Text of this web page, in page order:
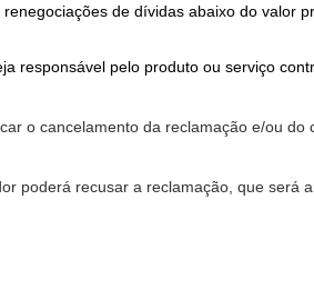
de dívidas abaixo do valor
responsável pelo produto ou serviço
o cancelamento da reclamação e/ou
poderá recusar a reclamação, que será